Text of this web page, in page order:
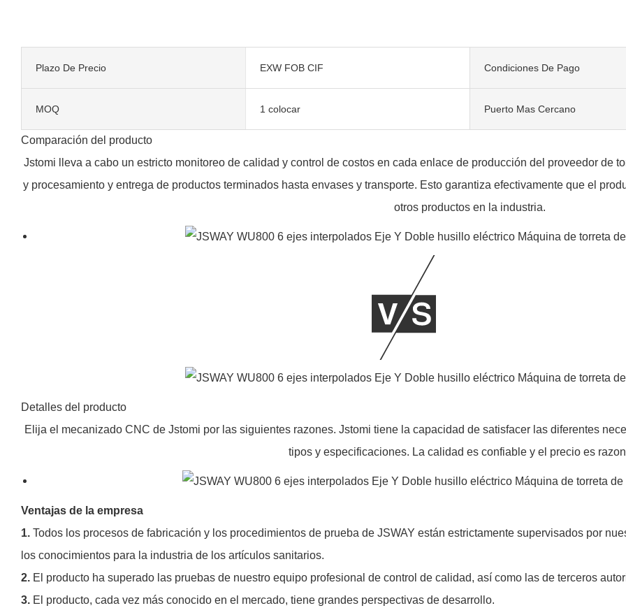
Plazo De Precio EXW FOB CIF Condiciones De Pago
MOQ 1 colocar Puerto Mas Cercano
Comparación del producto
Jstomi lleva a cabo un estricto monitoreo de calidad y control de costos en cada enlace de producción del proveedor de
y procesamiento y entrega de productos terminados hasta envases y transporte. Esto garantiza efectivamente que el
otros productos en la industria.
Detalles del producto
Elija el mecanizado CNC de Jstomi por las siguientes razones. Jstomi tiene la capacidad de satisfacer las diferentes
tipos y especificaciones. La calidad es confiable y el precio es
Ventajas de la empresa
1. Todos los procesos de fabricación y los procedimientos de prueba de JSWAY están estrictamente supervisados ​​por
los conocimientos para la industria de los artículos sanitarios.
2. El producto ha superado las pruebas de nuestro equipo profesional de control de calidad, así como las de terceros
3. El producto, cada vez más conocido en el mercado, tiene grandes perspectivas de desarrollo.